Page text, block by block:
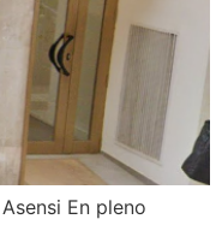
En pleno